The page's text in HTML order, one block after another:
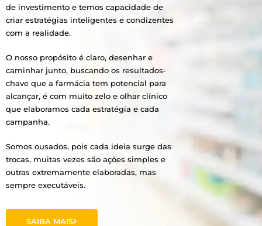
de investimento e temos capacidade de
criar estratégias inteligentes e condizentes
com a realidade.
O nosso propósito é claro, desenhar e
caminhar junto, buscando os resultados-
chave que a farmácia tem potencial para
alcançar, é com muito zelo e olhar clínico
que elaboramos cada estratégia e cada
campanha.
Somos ousados, pois cada ideia surge das
trocas, muitas vezes são ações simples e
outras extremamente elaboradas, mas
sempre executáveis.
SAIBA MAIS